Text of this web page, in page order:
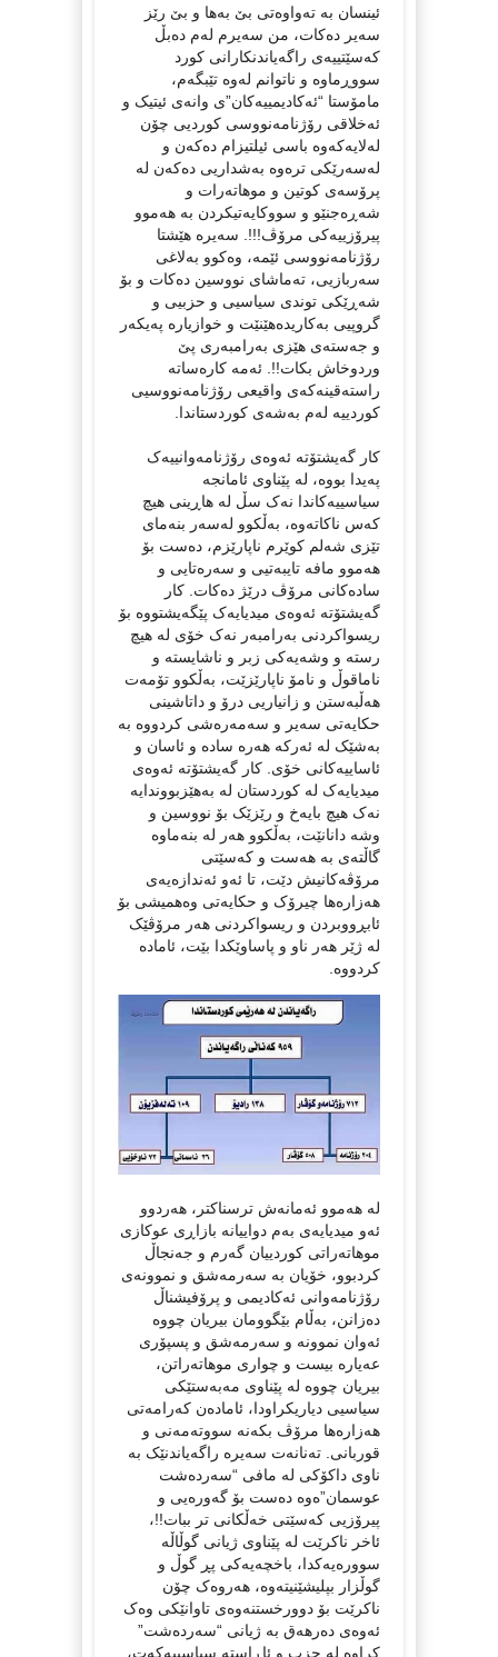
ئینسان بە تەواوەتی بێ بەها و بێ رێز
سەیر دەکات، من سەیرم لەم دەبڵ
کەسێتییەی راگەیاندنکارانی کورد
سووڕماوە و ناتوانم لەوە تێبگەم،
مامۆستا “ئەکادیمییەکان”ی وانەی ئیتیک و
ئەخلاقی رۆژنامەنووسی کوردیی چۆن
لەلایەکەوە باسی ئیلتیزام دەکەن و
لەسەرێکی ترەوە بەشداریی دەکەن لە
پرۆسەی کوتین و موهاتەرات و
شەڕەجنێو و سووکایەتیکردن بە هەموو
پیرۆزییەکی مرۆڤ!!!. سەیرە هێشتا
رۆژنامەنووسی ئێمە، وەکوو بەلاغی
سەربازیی، تەماشای نووسین دەکات و بۆ
شەڕێکی توندی سیاسیی و حزبیی و
گروپیی بەکاریدەهێنێت و خوازیارە پەیکەر
و جەستەی هێزی بەرامبەری پێ
وردوخاش بکات!!. ئەمە کارەساتە
راستەقینەکەی واقیعی رۆژنامەنووسیی
کوردییە لەم بەشەی کوردستاندا.
کار گەیشتۆتە ئەوەی رۆژنامەوانییەک
پەیدا بووە، لە پێناوی ئامانجە
سیاسییەکاندا نەک سڵ لە هاڕینی هیچ
کەس ناکاتەوە، بەڵکوو لەسەر بنەمای
تێزی شەلم کوێرم ناپارێزم، دەست بۆ
هەموو مافە تایبەتیی و سەرەتایی و
سادەکانی مرۆڤ درێژ دەکات. کار
گەیشتۆتە ئەوەی میدیایەک پێگەیشتووە بۆ
ریسواکردنی بەرامبەر نەک خۆی لە هیچ
رستە و وشەیەکی زبر و ناشایستە و
ناماقوڵ و نامۆ ناپارێزێت، بەڵکوو تۆمەت
هەڵبەستن و زانیاریی درۆ و داتاشینی
حکایەتی سەیر و سەمەرەشی کردووە بە
بەشێک لە ئەرکە هەرە سادە و ئاسان و
ئاساییەکانی خۆی. کار گەیشتۆتە ئەوەی
میدیایەک لە کوردستان لە بەهێزبووندایە
نەک هیچ بایەخ و رێزێک بۆ نووسین و
وشە دانانێت، بەڵکوو هەر لە بنەماوە
گاڵتەی بە هەست و کەسێتی
مرۆڤەکانیش دێت، تا ئەو ئەندازەیەی
هەزارەها چیرۆک و حکایەتی وەهمیشی بۆ
ئابڕووبردن و ریسواکردنی هەر مرۆڤێک
لە ژێر هەر ناو و پاساوێکدا بێت، ئامادە
کردووە.
لە هەموو ئەمانەش ترسناکتر، هەردوو
ئەو میدیایەی بەم دواییانە بازاڕی عوکازی
موهاتەراتی کوردییان گەرم و جەنجاڵ
کردبوو، خۆیان بە سەرمەشق و نموونەی
رۆژنامەوانی ئەکادیمی و پرۆفیشناڵ
دەزانن، بەڵام بێگوومان بیریان چووە
ئەوان نموونە و سەرمەشق و پسپۆری
عەیارە بیست و چواری موهاتەراتن،
بیریان چووە لە پێناوی مەبەستێکی
سیاسیی دیاریکراودا، ئامادەن کەرامەتی
هەزارەها مرۆڤ بکەنە سووتەمەنی و
قوربانی. تەنانەت سەیرە راگەیاندنێک بە
ناوی داکۆکی لە مافی “سەردەشت
عوسمان”ەوە دەست بۆ گەورەیی و
پیرۆزیی کەسێتی خەڵکانی تر ببات!!،
ئاخر ناکرێت لە پێناوی ژیانی گوڵاڵە
سوورەیەکدا، باخچەیەکی پڕ گوڵ و
گوڵزار بپلیشێنیتەوە، هەروەک چۆن
ناکرێت بۆ دوورخستنەوەی تاوانێکی وەک
ئەوەی دەرهەق بە ژیانی “سەردەشت”
کراوە لە حزب و ئاڕاستە سیاسییەکەت،